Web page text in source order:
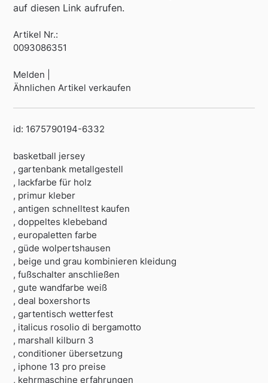
auf diesen Link aufrufen.
Artikel Nr.:
0093086351
Melden |
Ähnlichen Artikel verkaufen
id: 1675790194-6332
basketball jersey
, gartenbank metallgestell
, lackfarbe für holz
, primur kleber
, antigen schnelltest kaufen
, doppeltes klebeband
, europaletten farbe
, güde wolpertshausen
, beige und grau kombinieren kleidung
, fußschalter anschließen
, gute wandfarbe weiß
, deal boxershorts
, gartentisch wetterfest
, italicus rosolio di bergamotto
, marshall kilburn 3
, conditioner übersetzung
, iphone 13 pro preise
, kehrmaschine erfahrungen